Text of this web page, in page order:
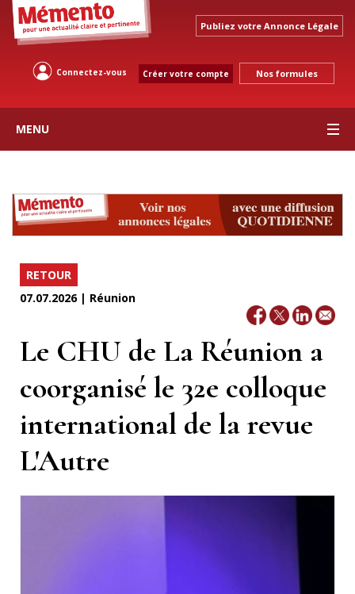
Publiez votre Annonce Légale
Connectez-vous Créer votre compte Nos formules
MENU
RETOUR
07.07.2026 | Réunion
Le CHU de La Réunion a
coorganisé le 32e colloque
international de la revue
L'Autre